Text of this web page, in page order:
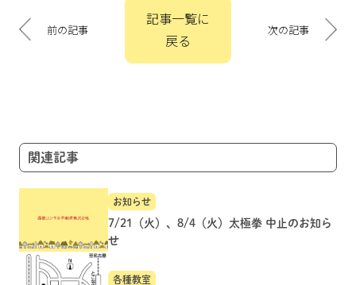
稿
ナ
ョ
ン
前の記事
記事一覧に
戻る
次の記事
関連記事
お知らせ
7/21（火）、8/4（火）太極拳 中止のお知ら
せ
各種教室